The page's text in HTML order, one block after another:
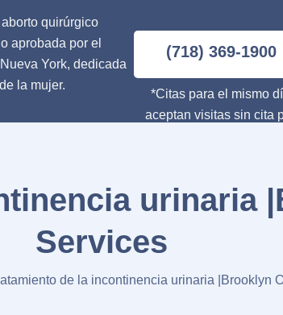
quirúrgico
aprobada por el
York, dedicada
la mujer.
(718) 369-1900
*Citas para el mismo
aceptan visitas sin cita
urinaria
Services
de la incontinencia urinaria |Brooklyn